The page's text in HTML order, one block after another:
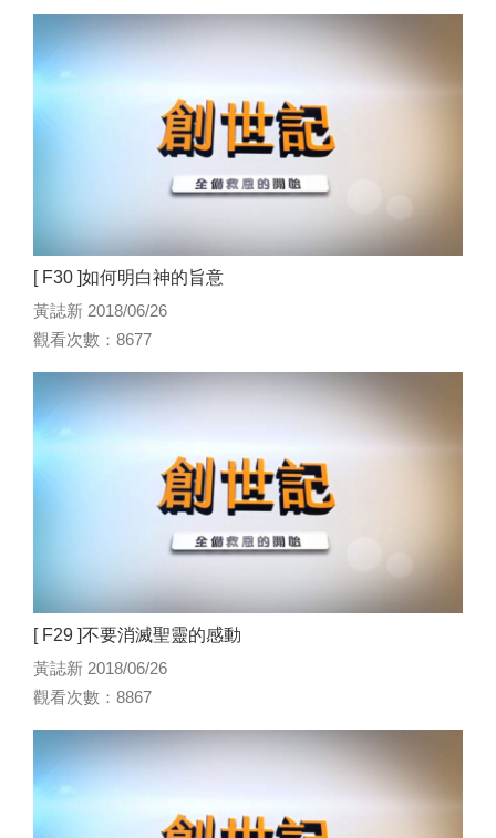
[ F30 ]如何明白神的旨意
黃誌新 2018/06/26
觀看次數：8677
[ F29 ]不要消滅聖靈的感動
黃誌新 2018/06/26
觀看次數：8867